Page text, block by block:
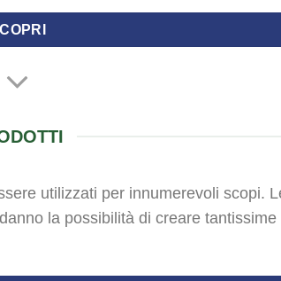
utilizzati per innumerevoli scopi.
la possibilità di creare